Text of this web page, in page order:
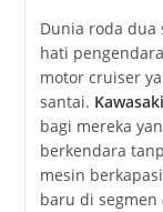
Dunia roda
hati
motor cruiser
santai.
bagi mereka
berkendara
mesin
baru di segmen